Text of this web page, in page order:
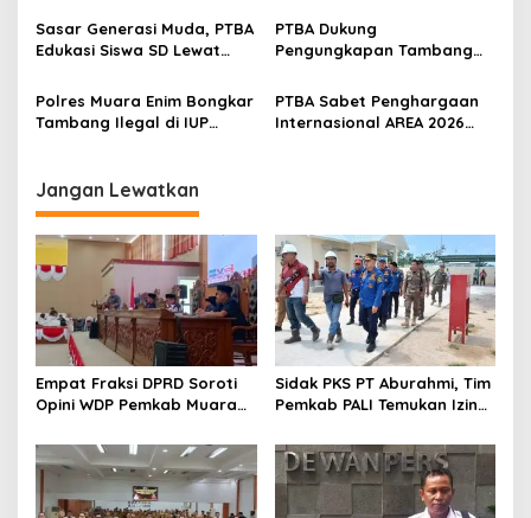
s
Festival 2026
Sasar Generasi Muda, PTBA
Edukasi Siswa SD Lewat
PTBA Dukung
Pengungkapan Tambang
IUP Perseroan
Polres Muara Enim Bongkar
Tambang Ilegal di IUP
PTBA Sabet Penghargaan
Internasional AREA 2026
Jangan Lewatkan
Empat Fraksi DPRD Soroti
Opini WDP Pemkab Muara
Kelola Keuangan
Sidak PKS PT Aburahmi, Tim
Pemkab PALI Temukan Izin